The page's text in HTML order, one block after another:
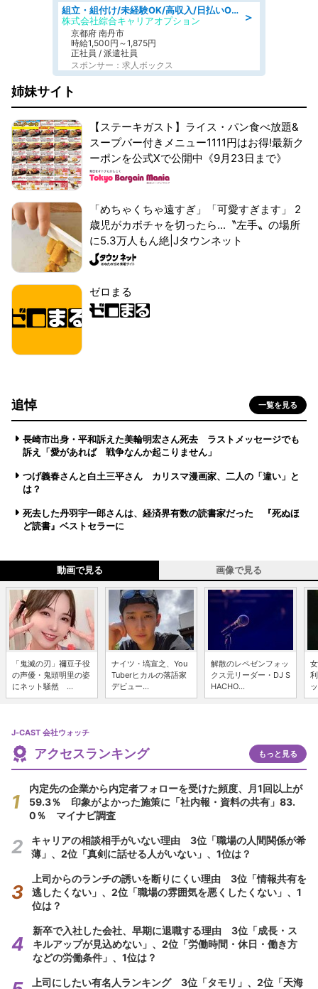
＞
組立・組付け/未経験OK/高収入/日払いOK/寮費無料/交替制
株式会社綜合キャリアオプション
京都府 南丹市
時給1,500円～1,875円
正社員 / 派遣社員
スポンサー：求人ボックス
姉妹サイト
【ステーキガスト】ライス・パン食べ放題&
スープバー付きメニュー1111円はお得!最新ク
ーポンを公式Xで公開中《9月23日まで》
「めちゃくちゃ遠すぎ」「可愛すぎます」 2
歳児がカボチャを切ったら...〝左手〟の場所
に5.3万人もん絶|Jタウンネット
ゼロまる
追悼 一覧を見る
長崎市出身・平和訴えた美輪明宏さん死去 ラストメッセージでも
訴え「愛があれば 戦争なんか起こりません」
つげ義春さんと白土三平さん カリスマ漫画家、二人の「違い」と
は？
死去した丹羽宇一郎さんは、経済界有数の読書家だった 『死ぬほ
ど読書』ベストセラーに
動画で見る 画像で見る
「鬼滅の刃」禰豆子役
の声優・鬼頭明里の姿
にネット騒然 ...
ナイツ・塙宣之、You
Tuberヒカルの落語家
デビュー...
解散のレペゼンフォッ
クス元リーダー・DJ S
HACHO...
J-CAST 会社ウォッチ
アクセスランキング もっと見る
内定先の企業から内定者フォローを受けた頻度、月1回以上が
59.3％ 印象がよかった施策に「社内報・資料の共有」83.
0％ マイナビ調査
キャリアの相談相手がいない理由 3位「職場の人間関係が希
薄」、2位「真剣に話せる人がいない」、1位は？
上司からのランチの誘いを断りにくい理由 3位「情報共有を
逃したくない」、2位「職場の雰囲気を悪くしたくない」、1
位は？
新卒で入社した会社、早期に退職する理由 3位「成長・ス
キルアップが見込めない」、2位「労働時間・休日・働き方
などの労働条件」、1位は？
上司にしたい有名人ランキング 3位「タモリ」、2位「天海